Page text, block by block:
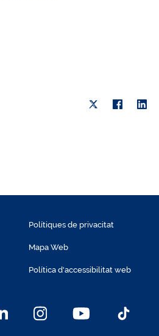
Polítiques de privacitat
Mapa Web
Política d'accessibilitat web